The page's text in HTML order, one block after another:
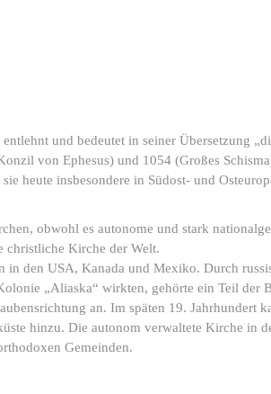
und bedeutet in seiner Übersetzung
von Ephesus) und 1054 (Großes
heute insbesondere in Südost- und
obwohl es autonome und stark
Kirche der Welt.
den USA, Kanada und Mexiko. Durch
„Aliaska“ wirkten, gehörte ein Teil der
an. Im späten 19. Jahrhundert
hinzu. Die autonom verwaltete Kirche in
Gemeinden.